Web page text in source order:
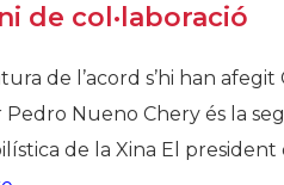
de col·laboració
de l’acord s’hi han afegit
Pedro Nueno Chery és la
de la Xina El president